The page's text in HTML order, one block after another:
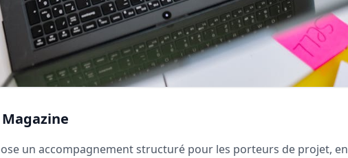
un accompagnement structuré pour les porteurs de projet, en